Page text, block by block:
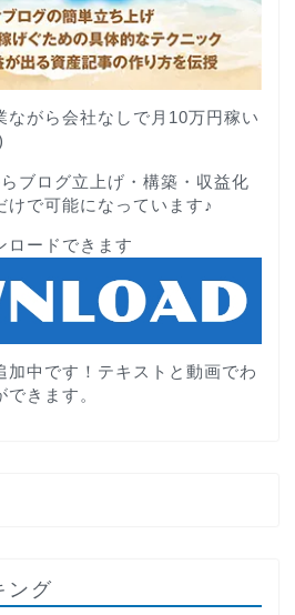
ながら会社なしで月10万円稼い
ブログ立上げ・構築・収益化
けで可能になっています♪
ロードできます
加中です！テキストと動画でわ
きます。
ング